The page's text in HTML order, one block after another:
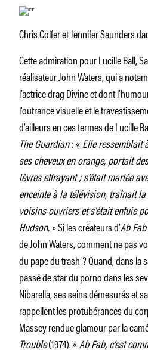
Chris Colfer et Jennifer Saunders
Cette admiration pour Lucille Ball,
réalisateur John Waters, qui a
l’actrice drag Divine et dont
l’outrance visuelle et le
d’ailleurs en ces termes de Lucille
The Guardian: «Elle ressemblait
ses cheveux en orange, portait
lèvres effrayant ; s’était mariée
enceinte à la télévision, traînait
voisins ouvriers et s’était enfuie
Hudson.» Si les créateurs d’Ab Fab
de John Waters, comment ne pas
du pape du trash ? Quand, dans la
passé de star du porno dans les
Nibarella, ses seins démesurés et
rappellent les protubérances du
Massey rendue glamour par la
Trouble(1974). «Ab Fab, c’est